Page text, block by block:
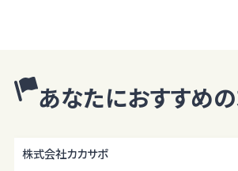
あなたにおすすめ
株式会社カカサポ